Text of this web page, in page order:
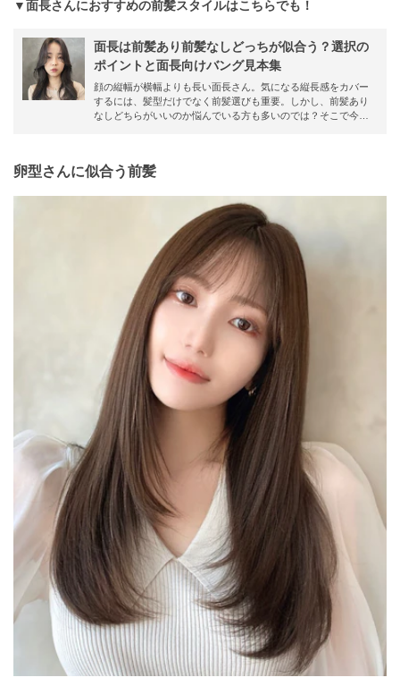
▼面長さんにおすすめの前髪スタイルはこちらでも！
面長は前髪あり前髪なしどっちが似合う？選択の
ポイントと面長向けバング見本集
顔の縦幅が横幅よりも長い面長さん。気になる縦長感をカバー
するには、髪型だけでなく前髪選びも重要。しかし、前髪あり
なしどちらがいいのか悩んでいる方も多いのでは？そこで今回
卵型さんに似合う前髪